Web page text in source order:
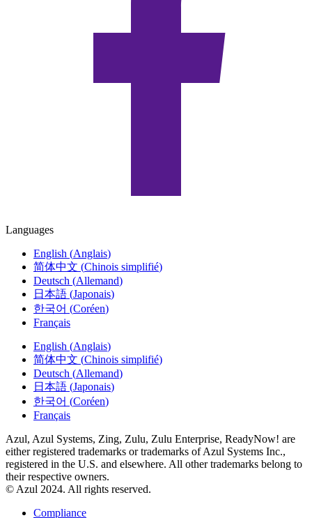
Languages
English (Anglais)
简体中文 (Chinois simplifié)
Deutsch (Allemand)
日本語 (Japonais)
한국어 (Coréen)
Français
English (Anglais)
简体中文 (Chinois simplifié)
Deutsch (Allemand)
日本語 (Japonais)
한국어 (Coréen)
Français
Azul, Azul Systems, Zing, Zulu, Zulu Enterprise, ReadyNow! are
either registered trademarks or trademarks of Azul Systems Inc.,
registered in the U.S. and elsewhere. All other trademarks belong to
their respective owners.
© Azul 2024. All rights reserved.
Compliance